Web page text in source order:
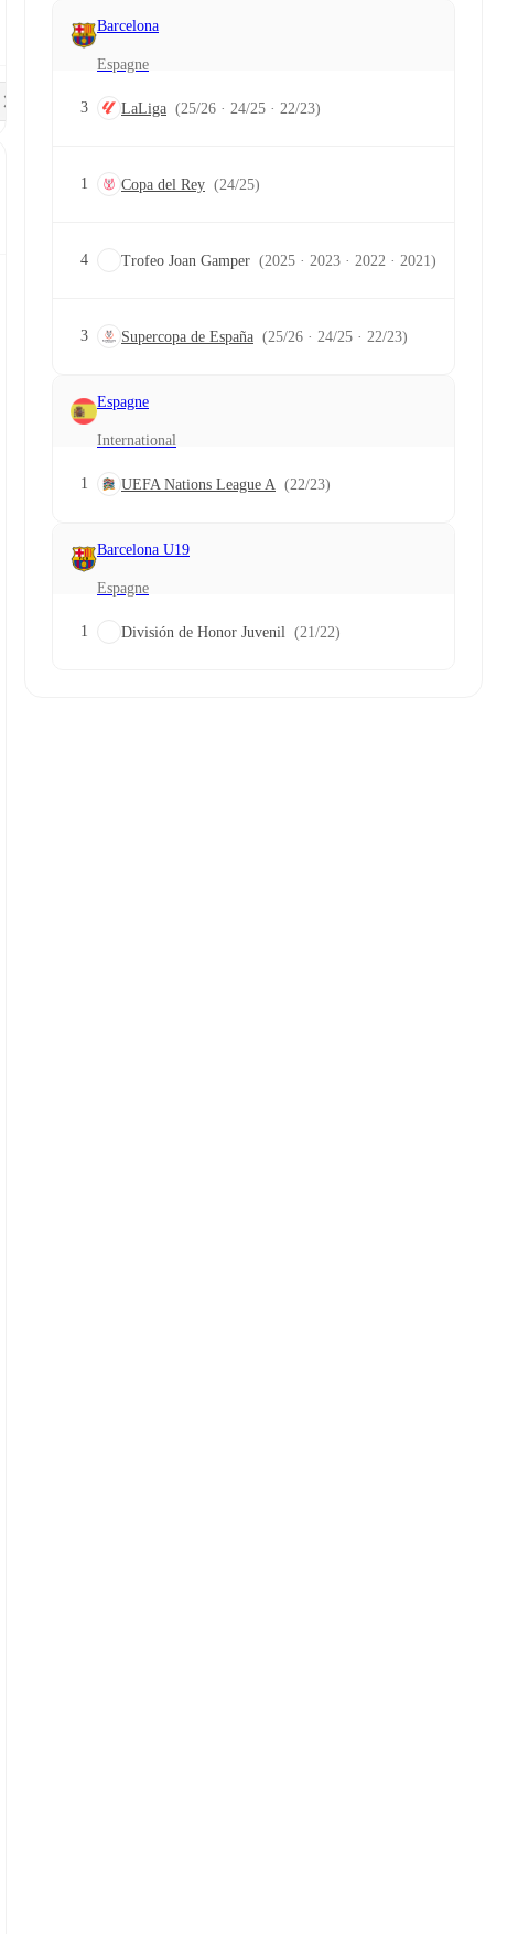
Barcelona
Espagne
3 LaLiga (25/26 · 24/25 · 22/23)
1 Copa del Rey (24/25)
4 Trofeo Joan Gamper (2025 · 2023 · 2022 · 2021)
3 Supercopa de España (25/26 · 24/25 · 22/23)
Espagne
International
1 UEFA Nations League A (22/23)
Barcelona U19
Espagne
1 División de Honor Juvenil (21/22)